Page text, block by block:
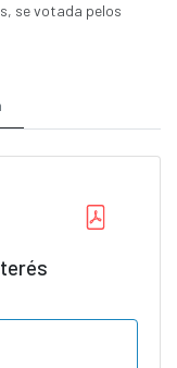
se votada pelos